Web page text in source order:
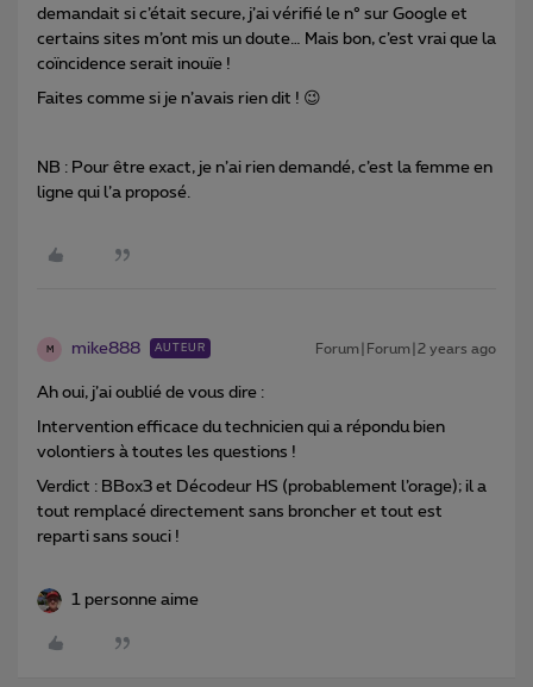
demandait si c’était secure, j’ai vérifié le n° sur Google et
certains sites m’ont mis un doute… Mais bon, c’est vrai que la
coïncidence serait inouïe !
Faites comme si je n’avais rien dit ! 😉
NB : Pour être exact, je n’ai rien demandé, c’est la femme en
ligne qui l’a proposé.
M mike888 AUTEUR Forum|Forum|2 years ago
Ah oui, j’ai oublié de vous dire :
Intervention efficace du technicien qui a répondu bien
volontiers à toutes les questions !
Verdict : BBox3 et Décodeur HS (probablement l’orage); il a
tout remplacé directement sans broncher et tout est
reparti sans souci !
1 personne aime